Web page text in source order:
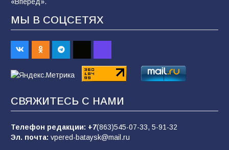
91
Батайским спортсменам вручили награды
67 08.08.2026
Командовал боем до последнего: герой
Евгений Остапенко
«Вперёд».
МЫ В СОЦСЕТЯХ
СВЯЖИТЕСЬ С НАМИ
Телефон редакции: +7(863)545-07-33, 5-91-32
Эл. почта: vpered-bataysk@mail.ru